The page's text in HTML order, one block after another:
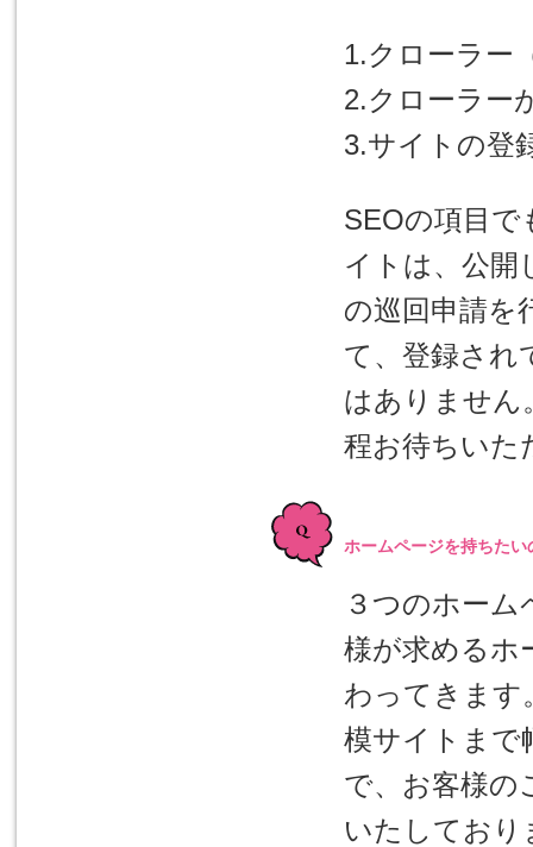
1.クローラー
2.クローラー
3.サイトの登
SEOの項目で
イトは、公開
の巡回申請を
て、登録され
はありません
程お待ちいた
ホームページを持ちた
３つのホー
様が求めるホ
わってきます
模サイトまで
で、お客様の
いたしており